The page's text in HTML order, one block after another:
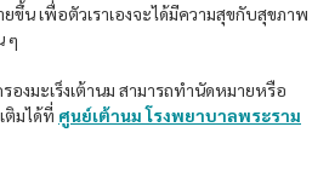
ขึ้น เพื่อตัวเราเองจะได้มีความสุขกับสุขภาพ
ๆ
องมะเร็งเต้านม สามารถทำนัดหมายหรือ
ติมได้ที่ ศูนย์เต้านม โรงพยาบาลพระราม